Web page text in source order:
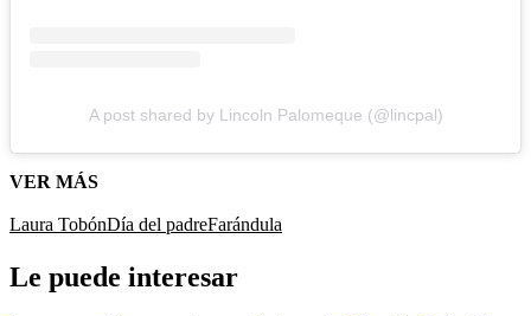
A post shared by Lincoln Palomeque (@lincpal)
VER MÁS
Laura TobónDía del padreFarándula
Le puede interesar